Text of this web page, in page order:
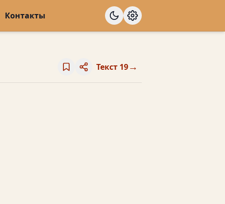
Контакты
Текст 19→